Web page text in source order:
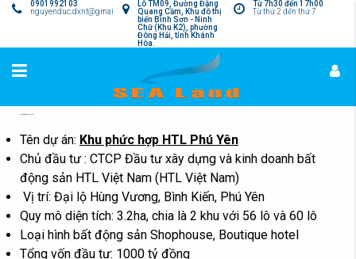
Từ 7h30 đến 17h00
Từ thứ 2 đến thứ 7
Lô TM09, Đường Đặng
Quang Cầm, Khu đô thị
biển Bình Sơn - Ninh
Chữ (Khu K2), phường
Đông Hải, tỉnh Khánh
Hòa.
0901992103
nguyenduc.dxnt@gmail.com
Tên dự án: Khu phức hợp HTL Phú Yên
Chủ đầu tư : CTCP Đầu tư xây dựng và kinh doanh bất
động sản HTL Việt Nam (HTL Việt Nam)
Vị trí: Đại lộ Hùng Vương, Bình Kiến, Phú Yên
Quy mô diện tích: 3.2ha, chia là 2 khu với 56 lô và 60 lô
Loại hình bất động sản Shophouse, Boutique hotel
Tổng vốn đầu tư: 1000 tỷ đồng